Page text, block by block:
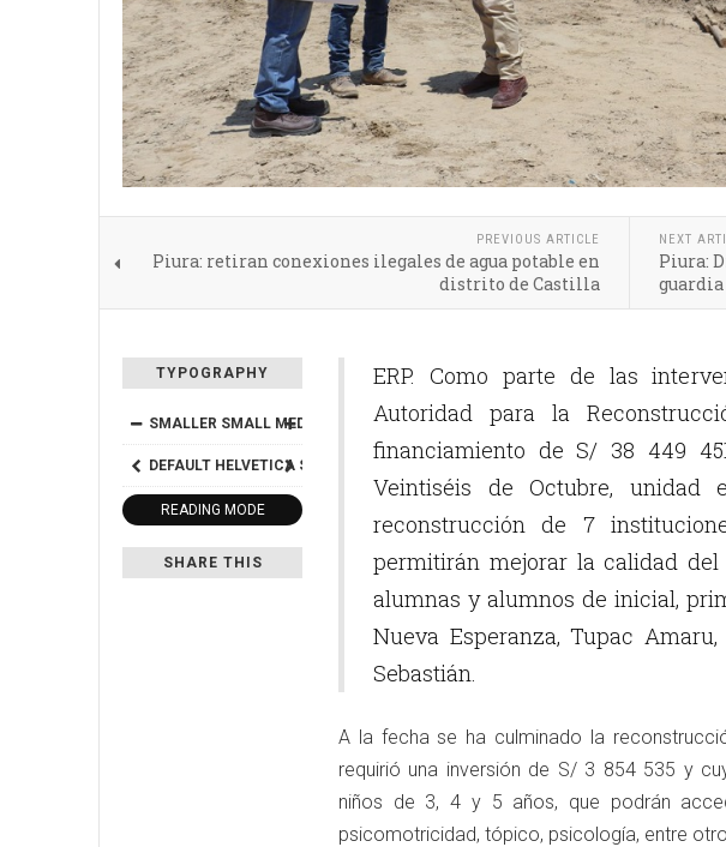
PREVIOUS ARTICLE
Piura: retiran conexiones ilegales de agua potable en
distrito de Castilla
NEXT
Piura:
guardia
TYPOGRAPHY
SMALLER SMALL MEDIUM BIGGER
DEFAULT HELVETICA SEGOE
READING MODE
SHARE THIS
ERP. Como parte de las
Autoridad para la
financiamiento de S/ 38 449
Veintiséis de Octubre,
reconstrucción de 7
permitirán mejorar la calidad
alumnas y alumnos de inicial,
Nueva Esperanza, Tupac
Sebastián.
A la fecha se ha culminado la
requirió una inversión de S/ 3 854 535 y
niños de 3, 4 y 5 años, que podrán
psicomotricidad, tópico, psicología, entre